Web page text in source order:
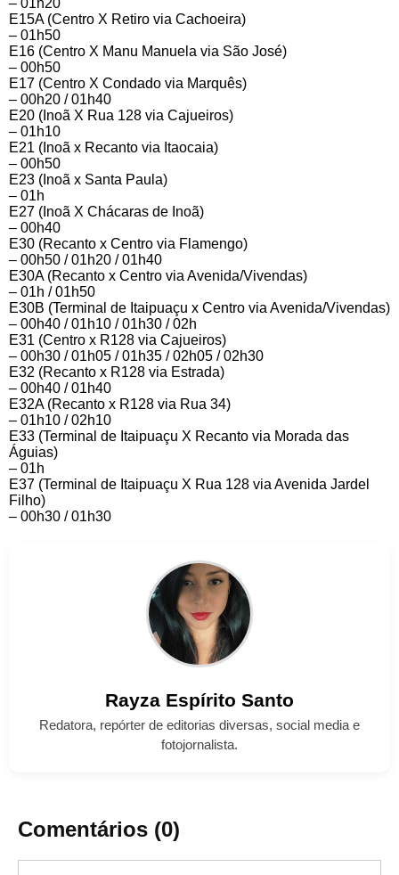
– 01h20
E15A (Centro X Retiro via Cachoeira)
– 01h50
E16 (Centro X Manu Manuela via São José)
– 00h50
E17 (Centro X Condado via Marquês)
– 00h20 / 01h40
E20 (Inoã X Rua 128 via Cajueiros)
– 01h10
E21 (Inoã x Recanto via Itaocaia)
– 00h50
E23 (Inoã x Santa Paula)
– 01h
E27 (Inoã X Chácaras de Inoã)
– 00h40
E30 (Recanto x Centro via Flamengo)
– 00h50 / 01h20 / 01h40
E30A (Recanto x Centro via Avenida/Vivendas)
– 01h / 01h50
E30B (Terminal de Itaipuaçu x Centro via Avenida/Vivendas)
– 00h40 / 01h10 / 01h30 / 02h
E31 (Centro x R128 via Cajueiros)
– 00h30 / 01h05 / 01h35 / 02h05 / 02h30
E32 (Recanto x R128 via Estrada)
– 00h40 / 01h40
E32A (Recanto x R128 via Rua 34)
– 01h10 / 02h10
E33 (Terminal de Itaipuaçu X Recanto via Morada das
Águias)
– 01h
E37 (Terminal de Itaipuaçu X Rua 128 via Avenida Jardel
Filho)
– 00h30 / 01h30
Rayza Espírito Santo
Redatora, repórter de editorias diversas, social media e
fotojornalista.
Comentários (0)